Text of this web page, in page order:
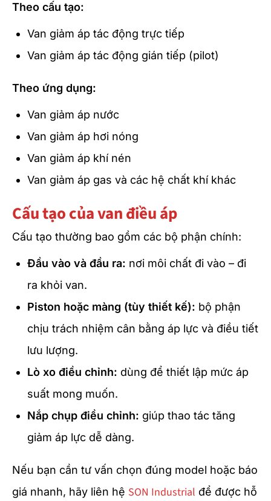
Theo cấu tạo:
Van giảm áp tác động trực tiếp
Van giảm áp tác động gián tiếp (pilot)
Theo ứng dụng:
Van giảm áp nước
Van giảm áp hơi nóng
Van giảm áp khí nén
Van giảm áp gas và các hệ chất khí khác
Cấu tạo của van điều áp
Cấu tạo thường bao gồm các bộ phận chính:
Đầu vào và đầu ra: nơi môi chất đi vào – đi
ra khỏi van.
Piston hoặc màng (tùy thiết kế): bộ phận
chịu trách nhiệm cân bằng áp lực và điều tiết
lưu lượng.
Lò xo điều chỉnh: dùng để thiết lập mức áp
suất mong muốn.
Nắp chụp điều chỉnh: giúp thao tác tăng
giảm áp lực dễ dàng.
Nếu bạn cần tư vấn chọn đúng model hoặc báo
giá nhanh, hãy liên hệ SON Industrial để được hỗ